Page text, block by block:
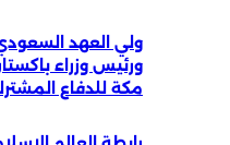
ولي العهد
ورئيس وزراء
مكة للدفاع